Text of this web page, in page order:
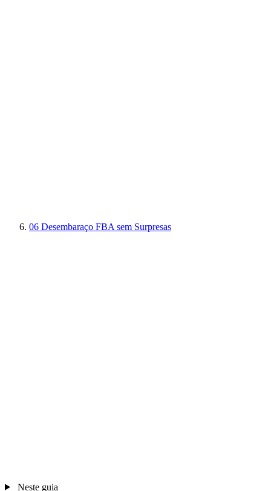
06 Desembaraço FBA sem Surpresas
Neste guia